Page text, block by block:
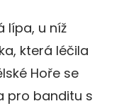
lípa, u níž
která léčila
Hoře se
pro banditu s